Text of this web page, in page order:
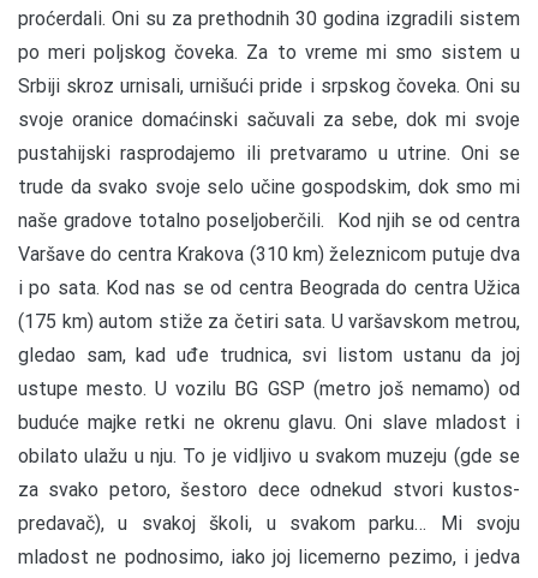
proćerdali. Oni su za prethodnih 30 godina izgradili sistem
po meri poljskog čoveka. Za to vreme mi smo sistem u
Srbiji skroz urnisali, urnišući pride i srpskog čoveka. Oni su
svoje oranice domaćinski sačuvali za sebe, dok mi svoje
pustahijski rasprodajemo ili pretvaramo u utrine. Oni se
trude da svako svoje selo učine gospodskim, dok smo mi
naše gradove totalno poseljoberčili. Kod njih se od centra
Varšave do centra Krakova (310 km) železnicom putuje dva
i po sata. Kod nas se od centra Beograda do centra Užica
(175 km) autom stiže za četiri sata. U varšavskom metrou,
gledao sam, kad uđe trudnica, svi listom ustanu da joj
ustupe mesto. U vozilu BG GSP (metro još nemamo) od
buduće majke retki ne okrenu glavu. Oni slave mladost i
obilato ulažu u nju. To je vidljivo u svakom muzeju (gde se
za svako petoro, šestoro dece odnekud stvori kustos-
predavač), u svakoj školi, u svakom parku… Mi svoju
mladost ne podnosimo, iako joj licemerno pezimo, i jedva